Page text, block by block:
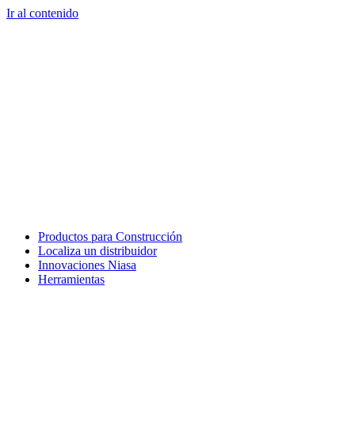
Ir al contenido
Productos para Construcción
Localiza un distribuidor
Innovaciones Niasa
Herramientas